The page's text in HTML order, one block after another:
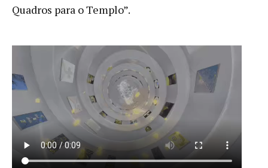
Quadros para o Templo”.